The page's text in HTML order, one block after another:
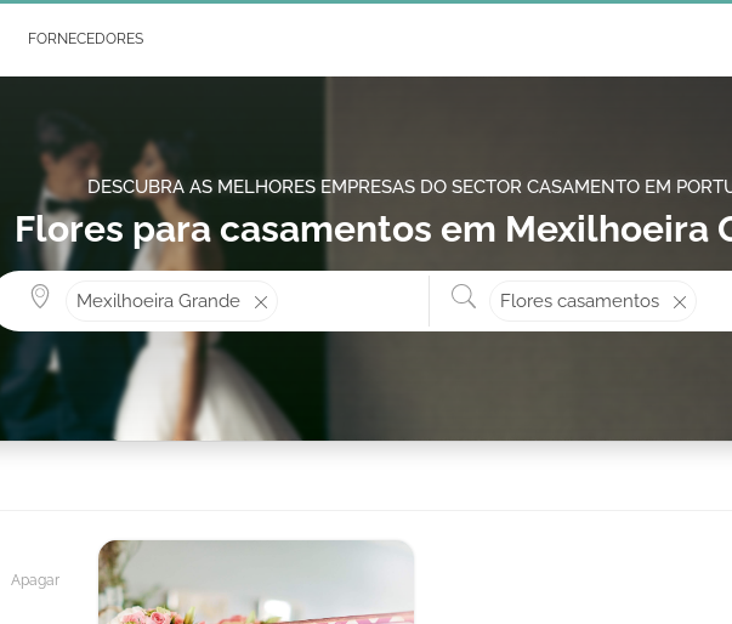
FORNECEDORES
DESCUBRA AS MELHORES EMPRESAS DO SECTOR CASAMENTO EM
Flores para casamentos em Mexilhoeira
Onde? ex: Cascais
Mexilhoeira Grande Flores casamentos
Apagar